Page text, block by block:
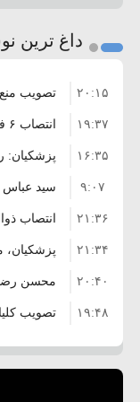
داغ ترین
تصویب منع
از تنگه
۲۰:۱۵
سپاه
۱۹:۳۷
پزشکیان: ۱۶:۳۵
سید عباس
نداریم
۹:۰۷
انتصاب
انقلاب
۲۱:۳۶
پزشکیان،
عالی
۲۱:۳۴
محسن
امنیت
۲۰:۴۰
تصویب
ملی
۱۹:۴۸
توضیح ۱۳:۱۹